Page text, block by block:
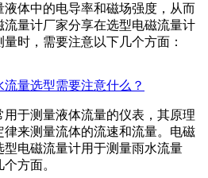
液体中的电导率和磁场强度，从而
流量计厂家​分享在选型电磁流量计
时，需要注意以下几个方面：
量选型需要注意什么？
用于测量液体流量的仪表，其原理
律来测量流体的流速和流量。电磁
型电磁流量计用于测量雨水流量
方面。